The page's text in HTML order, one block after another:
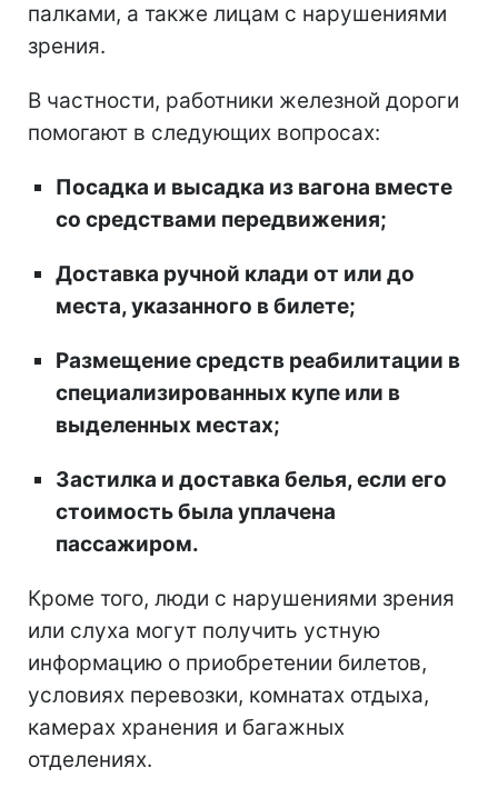
палками, а также лицам с нарушениями
зрения.
В частности, работники железной дороги
помогают в следующих вопросах:
Посадка и высадка из вагона вместе
со средствами передвижения;
Доставка ручной клади от или до
места, указанного в билете;
Размещение средств реабилитации в
специализированных купе или в
выделенных местах;
Застилка и доставка белья, если его
стоимость была уплачена
пассажиром.
Кроме того, люди с нарушениями зрения
или слуха могут получить устную
информацию о приобретении билетов,
условиях перевозки, комнатах отдыха,
камерах хранения и багажных
отделениях.